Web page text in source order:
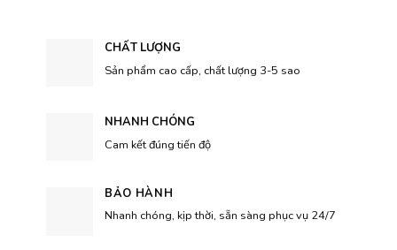
CHẤT LƯỢNG
Sản phẩm cao cấp, chất lượng 3-5 sao
NHANH CHÓNG
Cam kết đúng tiến độ
BẢO HÀNH
Nhanh chóng, kịp thời, sẵn sàng phục vụ 24/7